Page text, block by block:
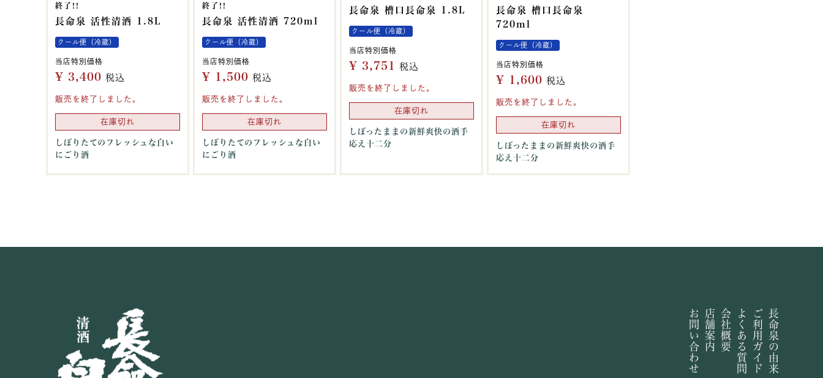
終了!!
長命泉 活性清酒 1.8L
クール便（冷蔵）
当店特別価格
¥ 3,400 税込
販売を終了しました。
在庫切れ
しぼりたてのフレッシュな白い
にごり酒
終了!!
長命泉 活性清酒 720ml
クール便（冷蔵）
当店特別価格
¥ 1,500 税込
販売を終了しました。
在庫切れ
しぼりたてのフレッシュな白い
にごり酒
長命泉 槽口長命泉 1.8L
クール便（冷蔵）
当店特別価格
¥ 3,751 税込
販売を終了しました。
在庫切れ
しぼったままの新鮮爽快の酒手
応え十二分
長命泉 槽口長命泉
720ml
クール便（冷蔵）
当店特別価格
¥ 1,600 税込
販売を終了しました。
在庫切れ
しぼったままの新鮮爽快の酒手
応え十二分
長命泉の由来
ご利用ガイド
よくある質問
会社概要
店舗案内
お問い合わせ